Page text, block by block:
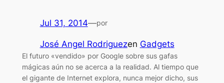
Jul 31, 2014—por
José Angel Rodriguezen Gadgets
El futuro «vendido» por Google sobre sus gafas
mágicas aún no se acerca a la realidad. Al tiempo que
el gigante de Internet explora, nunca mejor dicho, sus